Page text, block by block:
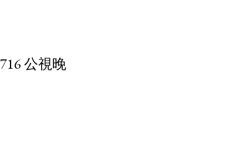
公視晚